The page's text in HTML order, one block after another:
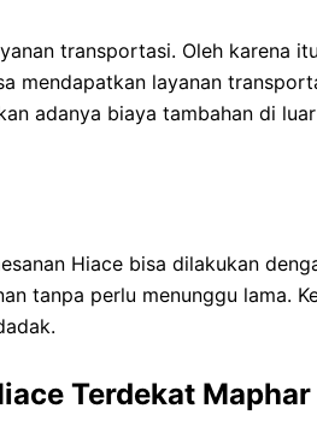
transportasi. Oleh karena
mendapatkan layanan
adanya biaya tambahan di
Hiace bisa dilakukan
tanpa perlu menunggu lama.
Terdekat Maphar